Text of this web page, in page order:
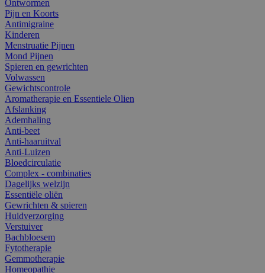
Ontwormen
Pijn en Koorts
Antimigraine
Kinderen
Menstruatie Pijnen
Mond Pijnen
Spieren en gewrichten
Volwassen
Gewichtscontrole
Aromatherapie en Essentiele Olien
Afslanking
Ademhaling
Anti-beet
Anti-haaruitval
Anti-Luizen
Bloedcirculatie
Complex - combinaties
Dagelijks welzijn
Essentiële oliën
Gewrichten & spieren
Huidverzorging
Verstuiver
Bachbloesem
Fytotherapie
Gemmotherapie
Homeopathie